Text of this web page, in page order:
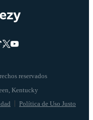
reservados
Política de Uso Justo